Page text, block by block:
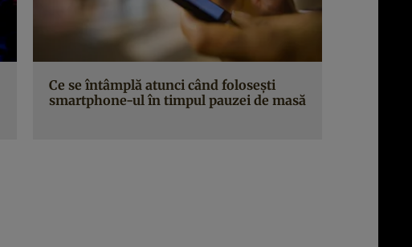
Ce se întâmplă atunci când foloseşti
smartphone-ul în timpul pauzei de masă